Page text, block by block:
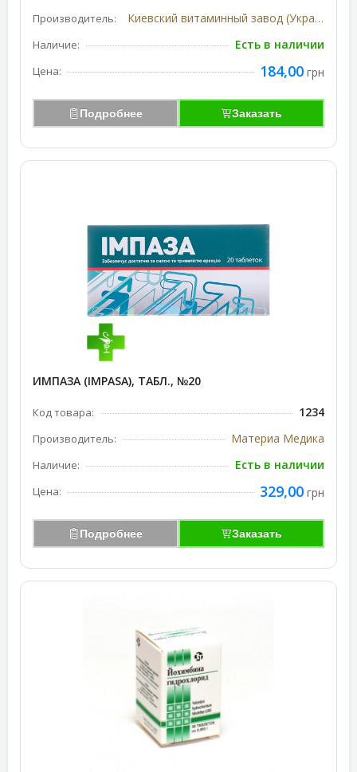
Производитель: Киевский витаминный завод (Украина)
Наличие: Есть в наличии
Цена: 184,00 грн
Подробнее Заказать
ИМПАЗА (IMPASA), ТАБЛ., №20
Код товара: 1234
Производитель: Материа Медика
Наличие: Есть в наличии
Цена: 329,00 грн
Подробнее Заказать